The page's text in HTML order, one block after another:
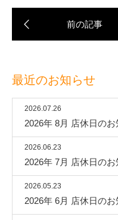
最近のお知らせ
2026.07.26
2026年 8月 店休日の
2026.06.23
2026年 7月 店休日の
2026.05.23
2026年 6月 店休日の